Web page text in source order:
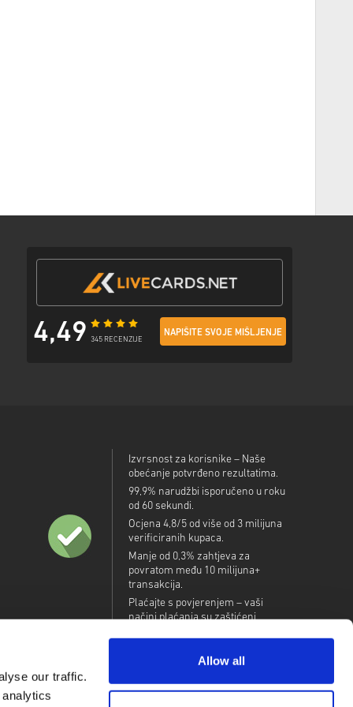
our traffic.
Allow all
4,49 345 RECENZIJE
NAPIŠITE SVOJE MIŠLJENJE
Izvrsnost za korisnike – Naše
obećanje potvrđeno rezultatima.
99,9% narudžbi isporučeno u roku
od 60 sekundi.
Ocjena 4,8/5 od više od 3 milijuna
verificiranih kupaca.
Manje od 0,3% zahtjeva za
povratom među 10 milijuna+
transakcija.
Plaćajte s povjerenjem – vaši
načini plaćanja su zaštićeni.